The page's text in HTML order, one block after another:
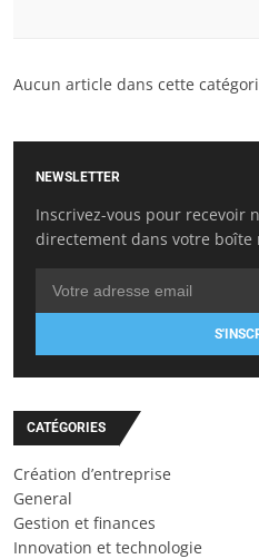
Aucun article dans cette
NEWSLETTER
Inscrivez-vous pour recevoir
directement dans votre boîte
CATÉGORIES
Création d’entreprise
General
Gestion et finances
Innovation et technologie